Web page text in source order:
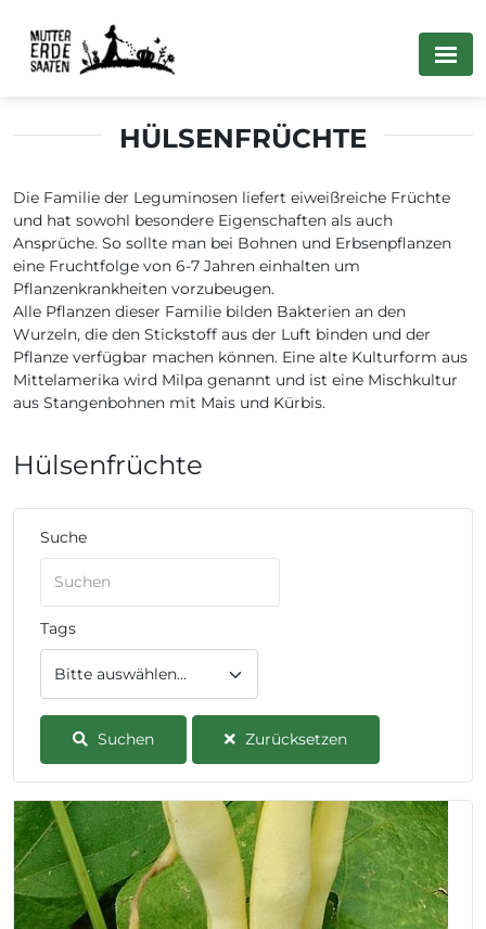
HÜLSENFRÜCHTE
Die Familie der Leguminosen liefert eiweißreiche Früchte
und hat sowohl besondere Eigenschaften als auch
Ansprüche. So sollte man bei Bohnen und Erbsenpflanzen
eine Fruchtfolge von 6-7 Jahren einhalten um
Pflanzenkrankheiten vorzubeugen.
Alle Pflanzen dieser Familie bilden Bakterien an den
Wurzeln, die den Stickstoff aus der Luft binden und der
Pflanze verfügbar machen können. Eine alte Kulturform aus
Mittelamerika wird Milpa genannt und ist eine Mischkultur
aus Stangenbohnen mit Mais und Kürbis.
Hülsenfrüchte
Suche
Tags
Suchen Zurücksetzen